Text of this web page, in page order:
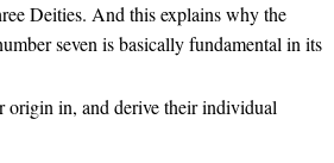
Deities. And this explains why the
seven is basically fundamental in its
origin in, and derive their individual